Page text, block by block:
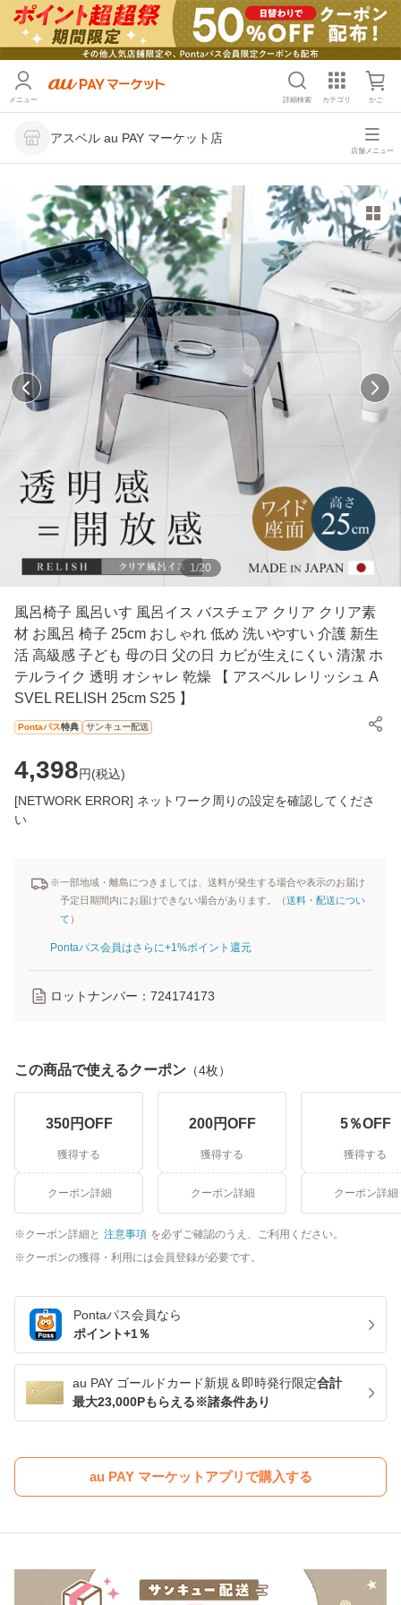
メニュー 詳細検索 カテゴリ かご
アスベル au PAY マーケット店
店舗メニュー
1/20
風呂椅子 風呂いす 風呂イス バスチェア クリア クリア素
材 お風呂 椅子 25cm おしゃれ 低め 洗いやすい 介護 新生
活 高級感 子ども 母の日 父の日 カビが生えにくい 清潔 ホ
テルライク 透明 オシャレ 乾燥 【 アスベル レリッシュ A
SVEL RELISH 25cm S25 】
Pontaパス特典 サンキュー配送
4,398円(税込)
[NETWORK ERROR] ネットワーク周りの設定を確認してくださ
い
※一部地域・離島につきましては、送料が発生する場合や表示のお届け
予定日期間内にお届けできない場合があります。（送料・配送につい
て ）
Pontaパス会員はさらに+1%ポイント還元
ロットナンバー： 724174173
この商品で使えるクーポン （4枚）
350円OFF
獲得する
クーポン詳細
200円OFF
獲得する
クーポン詳細
5％OFF
獲得する
クーポン詳細
クーポン詳細と 注意事項 を必ずご確認のうえ、ご利用ください。
クーポンの獲得・利用には会員登録が必要です。
Pontaパス会員なら
ポイント+1％
au PAY ゴールドカード新規＆即時発行限定合計
最大23,000Pもらえる※諸条件あり
au PAY マーケットアプリで購入する